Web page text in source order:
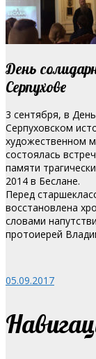
День
Серпухове
3 сентября, в
Серпуховском
художественном
состоялась
памяти
2014 в Беслане.
Перед
восстановлена
словами
протоиерей
05.09.2017